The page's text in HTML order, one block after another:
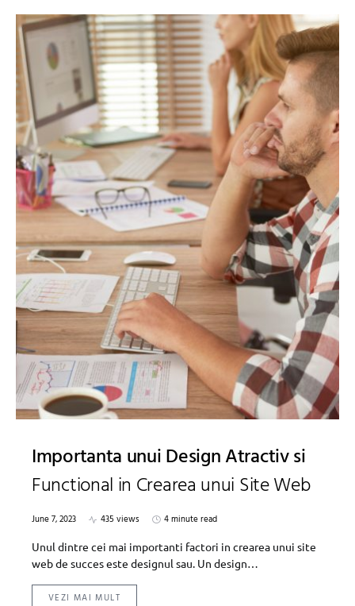
Importanta unui Design Atractiv si
Functional in Crearea unui Site Web
June 7, 2023 435 views
4 minute read
Unul dintre cei mai importanti factori in crearea unui site
web de succes este designul sau. Un design…
VEZI MAI MULT